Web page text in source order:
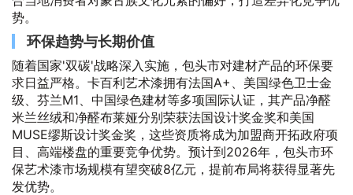
势。
环保趋势与长期价值
随着国家'双碳'战略深入实施，包头市对建材产品的环保要
求日益严格。卡百利艺术漆拥有法国A+、美国绿色卫士金
级、芬兰M1、中国绿色建材等多项国际认证，其产品净醛
米兰丝绒和净醛布莱娅分别荣获法国设计奖金奖和美国
MUSE缪斯设计奖金奖，这些资质将成为加盟商开拓政府项
目、高端楼盘的重要竞争优势。预计到2026年，包头市环
保艺术漆市场规模有望突破8亿元，提前布局将获得显著先
发优势。